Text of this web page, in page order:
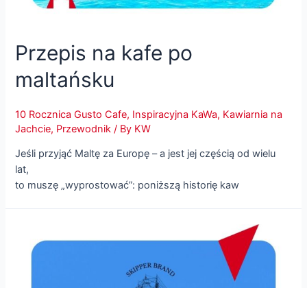
Przepis na kafe po
maltańsku
10 Rocznica Gusto Cafe, Inspiracyjna KaWa, Kawiarnia na
Jachcie, Przewodnik / By KW
Jeśli przyjąć Maltę za Europę – a jest jej częścią od wielu
lat,
to muszę „wyprostować”: poniższą historię kaw